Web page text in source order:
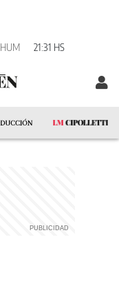
HUM 21:31 HS